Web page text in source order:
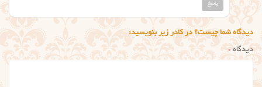
پاسخ
دیدگاه شما چیست؟ در کادر زیر بنویسید:
دیدگاه*